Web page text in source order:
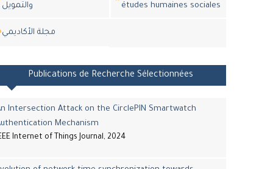
والتمويل
études humaines sociales
مجلة اﻷكاديمي
Publications de Recherche Sélectionnées
Intersection Attack on the CirclePIN Smartwatch
Mechanism
Internet of Things Journal, 2024